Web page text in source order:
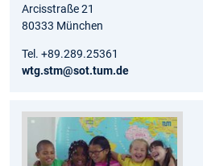
Arcisstraße 21
80333 München
Tel. +89.289.25361
wtg.stm@sot.tum.de